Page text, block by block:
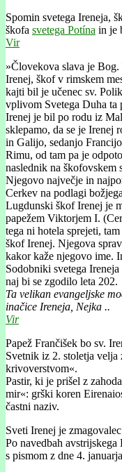
Spomin svetega Ireneja,
škofa svetega Potína in je
Vir
»Človekova slava je
Irenej, škof v rimskem
kajti bil je učenec sv.
vplivom Svetega Duha ta
Irenej je bil po rodu iz
sklepamo, da se je Irenej
in Galijo, sedanjo
Rimu, od tam pa je
naslednik na škofovskem
Njegovo največje in
Cerkev na podlagi
Lugdunski škof Irenej je
papežem Viktorjem I.
tega ni hotela sprejeti,
škof Irenej. Njegova
kakor kaže njegovo ime.
Sodobniki svetega
naj bi se zgodilo leta 202.
Ta velikan evangeljske
inačice Ireneja, Nejka ..
Vir
Papež Frančišek bo sv.
Svetnik iz 2. stoletja
krivoverstvom«.
Pastir, ki je prišel z
mir«: grški koren
častni naziv.
Sveti Irenej je
Po navedbah
s pismom z dne 4.